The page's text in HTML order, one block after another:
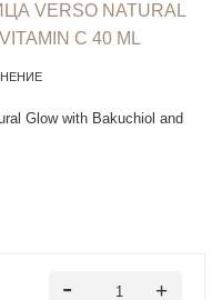
VERSO NATURAL
C 40 ML
Glow with Bakuchiol and